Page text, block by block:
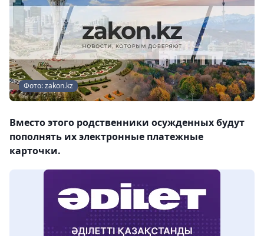
Фото: zakon.kz
Вместо этого родственники осужденных будут
пополнять их электронные платежные
карточки.